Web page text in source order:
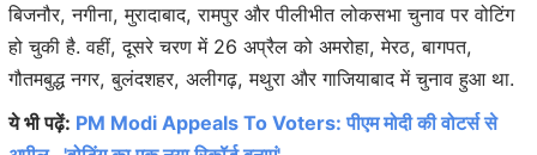
बिजनौर, नगीना, मुरादाबाद, रामपुर और पीलीभीत लोकसभा चुनाव पर वोटिंग
हो चुकी है. वहीं, दूसरे चरण में 26 अप्रैल को अमरोहा, मेरठ, बागपत,
गौतमबुद्ध नगर, बुलंदशहर, अलीगढ़, मथुरा और गाजियाबाद में चुनाव हुआ था.
ये भी पढ़ें: PM Modi Appeals To Voters: पीएम मोदी की वोटर्स से